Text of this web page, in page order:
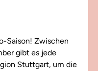
Saison! Zwischen
gibt es jede
Stuttgart, um die